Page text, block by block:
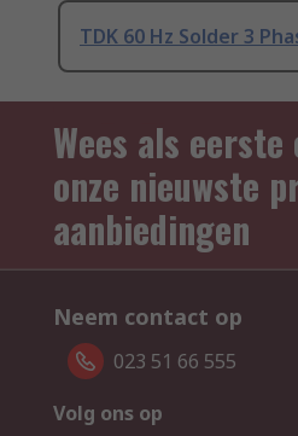
TDK 60 Hz Solder 3
Wees als
onze nieuwste
aanbiedingen
Neem contact op
023 51 66 555
Volg ons op